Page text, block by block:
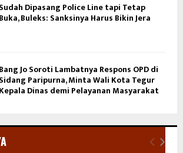
Sudah Dipasang Police Line tapi Tetap
Buka, Buleks: Sanksinya Harus Bikin Jera
Bang Jo Soroti Lambatnya Respons OPD di
Sidang Paripurna, Minta Wali Kota Tegur
Kepala Dinas demi Pelayanan Masyarakat